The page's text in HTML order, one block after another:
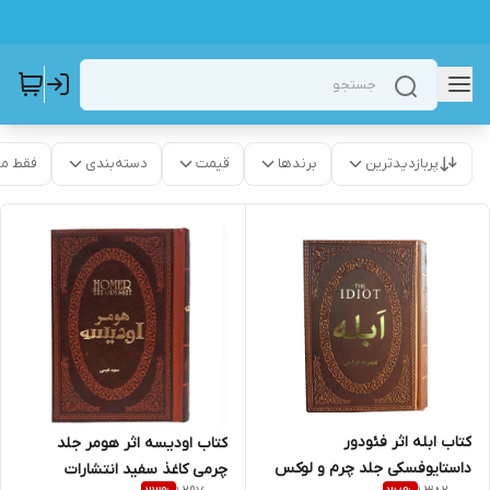
پربازدیدترین برندها قیمت دسته‌بندی فقط
کتاب ابله اثر فئودور
داستایوفسکی جلد چرم و لوکس
کتاب اودیسه اثر هومر جلد
چرمی کاغذ سفید انتشارات